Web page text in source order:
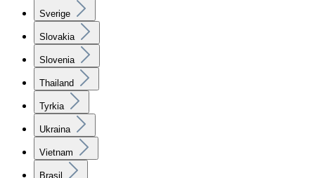
Sverige
Slovakia
Slovenia
Thailand
Tyrkia
Ukraina
Vietnam
Brasil